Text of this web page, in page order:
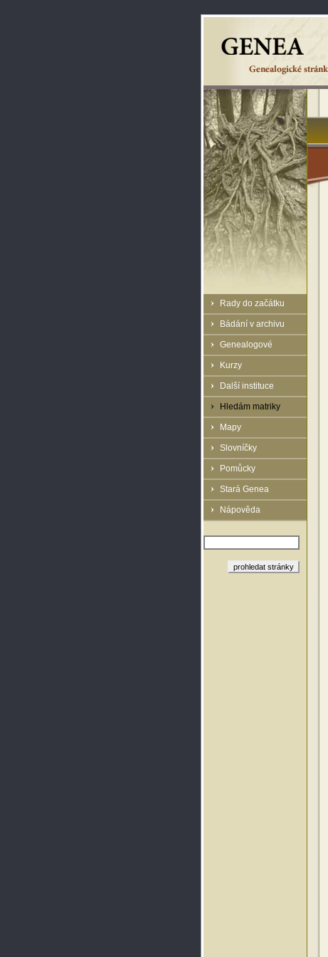
Rady do začátku
Bádání v archivu
Genealogové
Kurzy
Další instituce
Hledám matriky
Mapy
Slovníčky
Pomůcky
Stará Genea
Nápověda